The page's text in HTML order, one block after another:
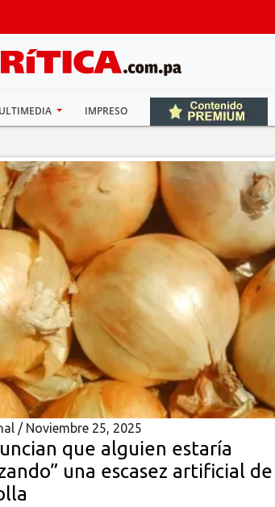
IMPRESO
/ Noviembre 25, 2025
que alguien estaría
una escasez artificial de